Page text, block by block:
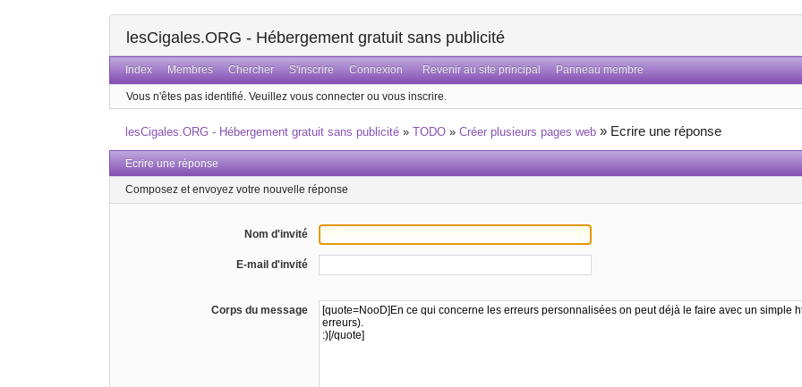
lesCigales.ORG - Hébergement gratuit sans publicité
Index Membres Chercher S'inscrire Connexion Revenir au site principal Panneau membre
Vous n'êtes pas identifié. Veuillez vous connecter ou vous inscrire.
lesCigales.ORG - Hébergement gratuit sans publicité »TODO »Créer plusieurs pages web » Ecrire une réponse
Ecrire une réponse
Composez et envoyez votre nouvelle réponse
Nom d'invité
E-mail d'invité
Corps du message